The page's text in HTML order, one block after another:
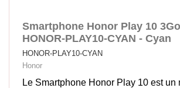
Smartphone Honor Play 10
HONOR-PLAY10-CYAN - Cyan
HONOR-PLAY10-CYAN
Honor
Le Smartphone Honor Play 10 est un